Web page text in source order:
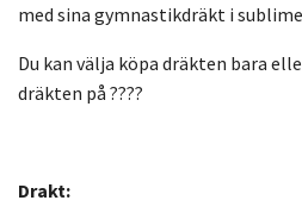
med sina gymnastikdräkt i
Du kan välja köpa dräkten bara
dräkten på ????
Drakt: